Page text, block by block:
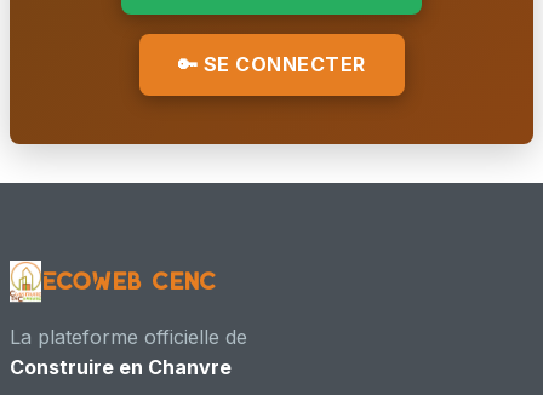
🔑 SE CONNECTER
EcoWeb CenC
La plateforme officielle de
Construire en Chanvre